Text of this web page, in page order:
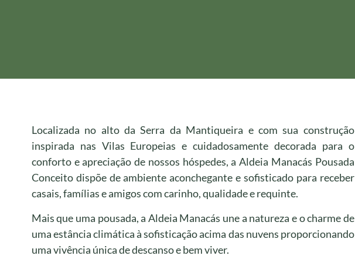
Localizada no alto da Serra da Mantiqueira e com sua construção
inspirada nas Vilas Europeias e cuidadosamente decorada para o
conforto e apreciação de nossos hóspedes, a Aldeia Manacás Pousada
Conceito dispõe de ambiente aconchegante e sofisticado para receber
casais, famílias e amigos com carinho, qualidade e requinte.
Mais que uma pousada, a Aldeia Manacás une a natureza e o charme de
uma estância climática à sofisticação acima das nuvens proporcionando
uma vivência única de descanso e bem viver.